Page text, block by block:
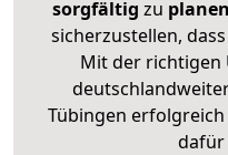
sorgfältig zu planen
sicherzustellen,
Mit der richtigen
Tübingen
dafür